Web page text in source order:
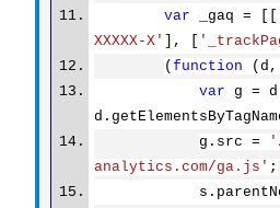
var _gaq = [[
XXXXX-X'
], [
( function
var g =
g.src =
analytics.com/ga.js' ;